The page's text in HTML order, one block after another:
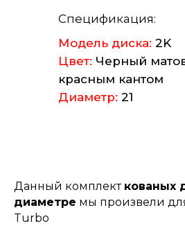
Спецификация:
Модель диска: 2K
Цвет: Черный
красным кантом
Диаметр: 21
Данный комплект кованых
диаметре мы произвели
Turbo